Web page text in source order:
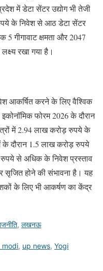
में डेटा सेंटर उद्योग भी तेजी
के निवेश से आठ डेटा सेंटर
5 गीगावाट क्षमता और 2047
रखा गया है।
आकर्षित करने के लिए वैश्विक
फोरम 2026 के दौरान
में 2.94 लाख करोड़ रुपये के
दौरान 1.5 लाख करोड़ रुपये
से अधिक के निवेश प्रस्ताव
सृजित होने की संभावना है। यह
के लिए भी आकर्षण का केंद्र
, लखनऊ
modi, up news, Yogi